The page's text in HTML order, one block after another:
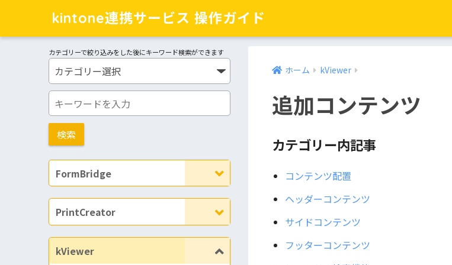
kintone連携サービス 操作ガイド
カテゴリーで絞り込みをした後にキーワード検索ができます
FormBridge
PrintCreator
kViewer
ホーム kViewer
追加コンテンツ
カテゴリー内記事
コンテンツ配置
ヘッダーコンテンツ
サイドコンテンツ
フッターコンテンツ